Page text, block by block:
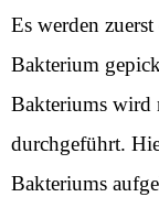
Es werden
Bakterium
Bakteriums
durchgeführt.
Bakteriums